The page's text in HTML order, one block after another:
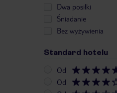
Dwa posiłki
Śniadanie
Bez wyżywienia
Standard hotelu
Od
Od